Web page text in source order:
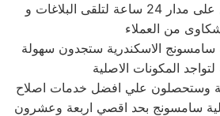
فى مصر فهم متاحين على مدار 24 ساعة لتلقى البلاغات و
من العملاء
سامسونج الاسكندرية ستجدون سهولة
وستحصلون علي افضل خدمات اصلاح
سامسونج بحد اقصي اربعة وعشرون